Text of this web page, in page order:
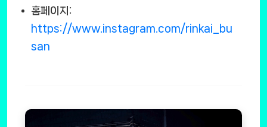
홈페이지:
https://www.instagram.com/rinkai_bu
san